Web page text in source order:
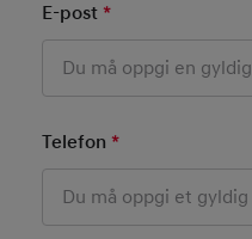
E-post *Mandatory Field
Telefon *Mandatory Field